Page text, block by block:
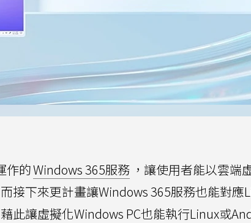
作的Windows 365服務 ，讓使用者能以雲端
接下來更計畫讓Windows 365服務也能對應
此讓虛擬化Windows PC也能執行Linux或